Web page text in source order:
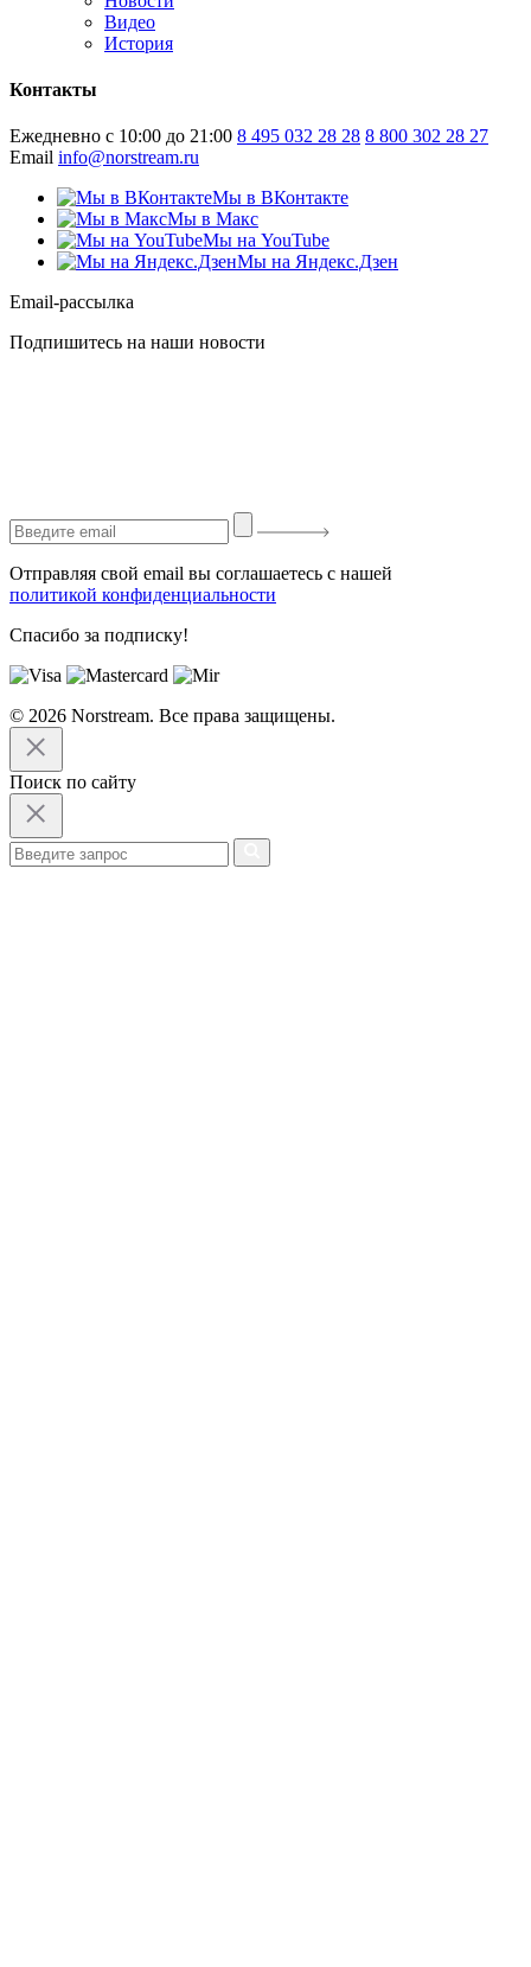
Видео
История
Контакты
Ежедневно с 10:00 до 21:00 8 495 032 28 28 8 800 302 28 27
Email info@norstream.ru
Мы в ВКонтакте
Мы в Макс
Мы на YouTube
Мы на Яндекс.Дзен
Email-рассылка
Подпишитесь на наши новости
Отправляя свой email вы соглашаетесь с нашей
политикой конфиденциальности
Спасибо за подписку!
© 2026 Norstream. Все права защищены.
Поиск по сайту